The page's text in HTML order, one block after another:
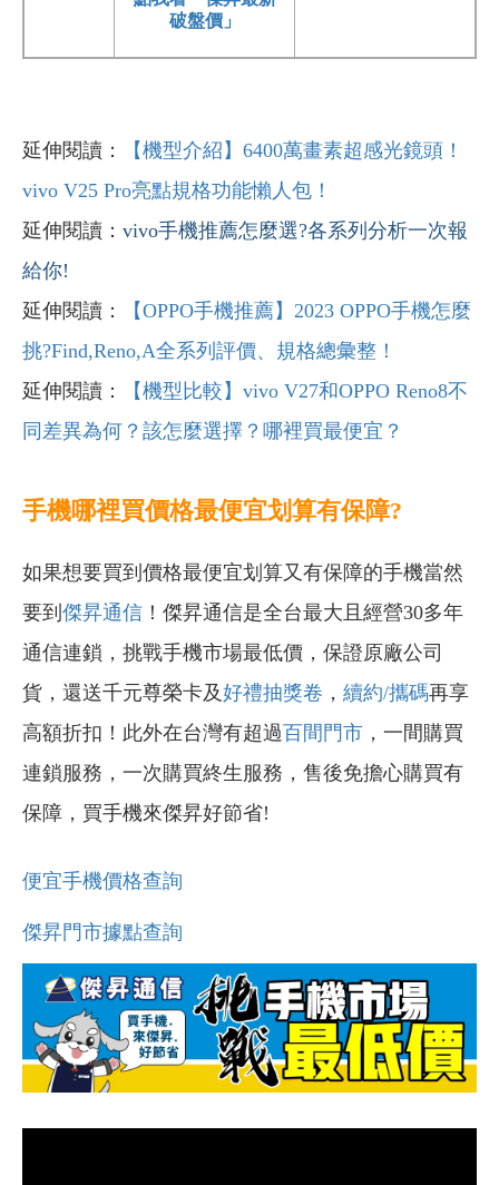
破盤價」
延伸閱讀：
【機型介紹】6400萬畫素超感光鏡頭！
vivo V25 Pro亮點規格功能懶人包！
延伸閱讀： vivo手機推薦怎麼選?各系列分析一次報
給你!
延伸閱讀：
【OPPO手機推薦】2023 OPPO手機怎麼
挑?Find,Reno,A全系列評價、規格總彙整！
延伸閱讀：
【機型比較】vivo V27和OPPO Reno8不
同差異為何？該怎麼選擇？哪裡買最便宜？
手機哪裡買價格最便宜划算有保障?
如果想要買到價格最便宜划算又有保障的手機當然
要到 傑昇通信 ！傑昇通信是全台最大且經營30多年
通信連鎖，挑戰手機市場最低價，保證原廠公司
貨，還送千元尊榮卡及好禮抽獎卷 ， 續約/攜碼再享
高額折扣！此外在台灣有超過百間門市 ，一間購買
連鎖服務，一次購買終生服務，售後免擔心購買有
保障，買手機來傑昇好節省!
便宜手機價格查詢
傑昇門市據點查詢